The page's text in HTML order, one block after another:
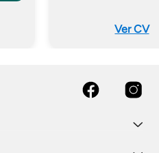
Ver CV
facebook instagram